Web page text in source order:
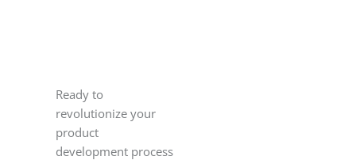
Ready to
revolutionize your
product
development process